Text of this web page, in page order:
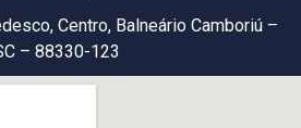
Centro, Balneário Camboriú –
– 88330-123